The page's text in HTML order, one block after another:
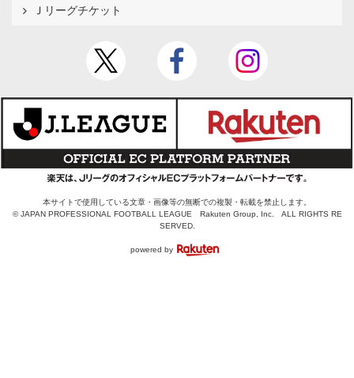
Ｊリーグチケット
本サイトで使用している文章・画像等の無断での複製・転載を禁止します。
© JAPAN PROFESSIONAL FOOTBALL LEAGUE Rakuten Group, Inc. ALL RIGHTS RE
SERVED.
powered by